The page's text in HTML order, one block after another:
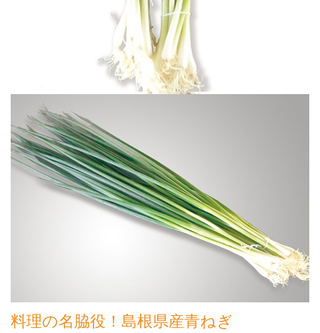
料理の名脇役！島根県産青ねぎ